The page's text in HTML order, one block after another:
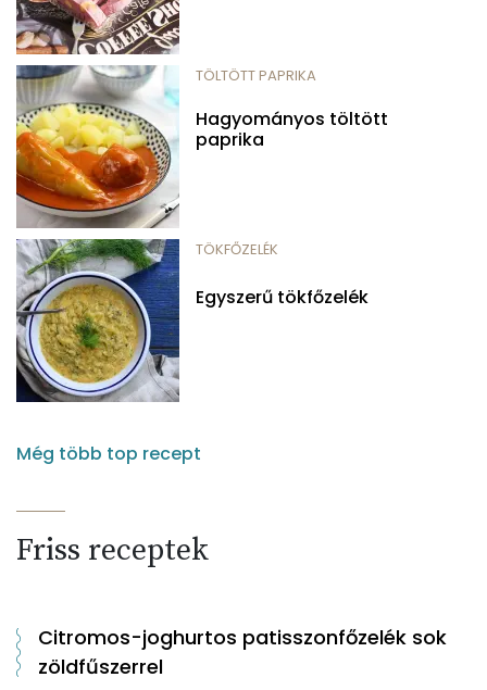
TÖLTÖTT PAPRIKA
Hagyományos töltött
paprika
TÖKFŐZELÉK
Egyszerű tökfőzelék
Még több top recept
Friss receptek
Citromos-joghurtos patisszonfőzelék sok
zöldfűszerrel